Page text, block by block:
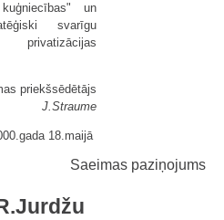
un
svarīgu
priekšsēdētājs
J.Straume
18.maijā
Saeimas paziņojums